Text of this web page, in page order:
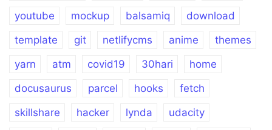
youtube
mockup balsamiq
download
template
git netlifycms anime
themes
yarn
atm covid19 30hari
home
docusaurus
parcel hooks
fetch
skillshare
hacker lynda
udacity